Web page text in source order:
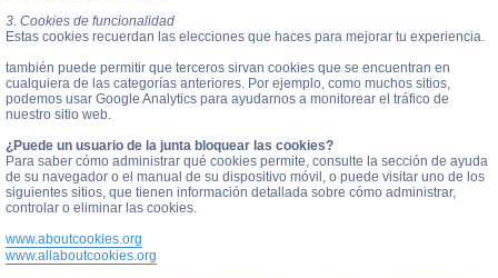
3. Cookies de funcionalidad
Estas cookies recuerdan las elecciones que haces para mejorar tu experiencia.
también puede permitir que terceros sirvan cookies que se encuentran en
cualquiera de las categorías anteriores. Por ejemplo, como muchos sitios,
podemos usar Google Analytics para ayudarnos a monitorear el tráfico de
nuestro sitio web.
¿Puede un usuario de la junta bloquear las cookies?
Para saber cómo administrar qué cookies permite, consulte la sección de ayuda
de su navegador o el manual de su dispositivo móvil, o puede visitar uno de los
siguientes sitios, que tienen información detallada sobre cómo administrar,
controlar o eliminar las cookies.
www.aboutcookies.org
www.allaboutcookies.org